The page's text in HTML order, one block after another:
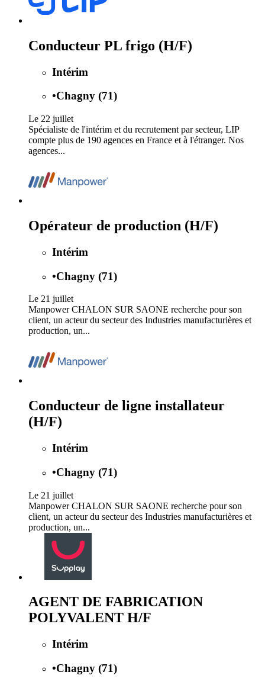
Conducteur PL frigo (H/F)
Intérim
•Chagny (71)
Le 22 juillet
Spécialiste de l'intérim et du recrutement par secteur, LIP
compte plus de 190 agences en France et à l'étranger. Nos
agences...
Opérateur de production (H/F)
Intérim
•Chagny (71)
Le 21 juillet
Manpower CHALON SUR SAONE recherche pour son
client, un acteur du secteur des Industries manufacturières et
production, un...
Conducteur de ligne installateur
(H/F)
Intérim
•Chagny (71)
Le 21 juillet
Manpower CHALON SUR SAONE recherche pour son
client, un acteur du secteur des Industries manufacturières et
production, un...
AGENT DE FABRICATION
POLYVALENT H/F
Intérim
•Chagny (71)